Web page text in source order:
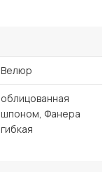
Велюр
облицованная
шпоном, Фанера
гибкая